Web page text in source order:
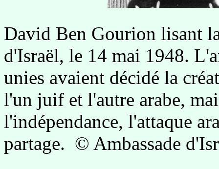
David Ben Gourion lisant
d'Israël, le 14 mai 1948.
unies avaient décidé la
l'un juif et l'autre arabe,
l'indépendance, l'attaque
partage. © Ambassade